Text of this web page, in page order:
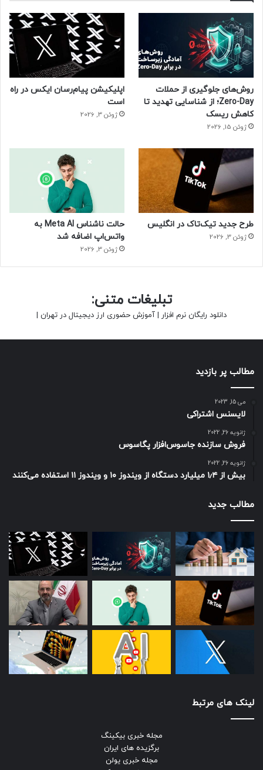
روش‌های جلوگیری از حملات
Zero-Day؛ از شناسایی تهدید تا
کاهش ریسک
ژوئن 15, 2026
اپلیکیشن پیام‌رسان ایکس در راه
است
ژوئن 3, 2026
طرح جدید تیک‌تاک در انگلیس
ژوئن 3, 2026
حالت ناشناس Meta AI به
واتس‌اپ اضافه شد
ژوئن 3, 2026
تبلیغات متنی:
دانلود رایگان نرم افزار | آموزش حضوری ارز دیجیتال در تهران |
مطالب پر بازدید
می 15, 2023
لایسنس اشتراکی
ژانویه 26, 2022
فروش سازنده جاسوس‌افزار پگاسوس
ژانویه 26, 2022
بیش از ۱٫۴ میلیارد دستگاه از ویندوز ۱۰ و ویندوز ۱۱ استفاده می‌کنند
مطالب جدید
لینک های مرتبط
مجله خبری بیکینگ
برگزیده های ایران
مجله خبری یولن